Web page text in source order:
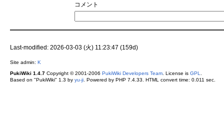
コメント
Last-modified: 2026-03-03 (火) 11:23:47 (159d)
Site admin: K
PukiWiki 1.4.7Copyright © 2001-2006 PukiWiki Developers Team. License is GPL
Based on "PukiWiki" 1.3 by yu-ji. Powered by PHP 7.4.33. HTML convert time: 0.011 sec.